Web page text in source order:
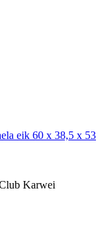
eik 60 x 38,5 x 53
Karwei